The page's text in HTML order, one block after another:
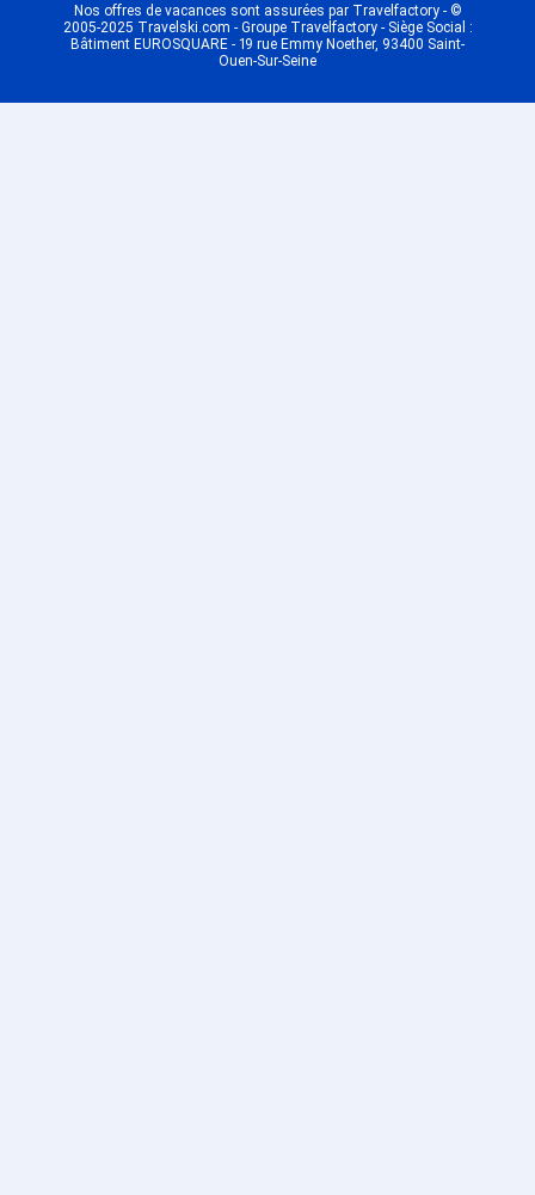
Nos offres de vacances sont assurées par Travelfactory - ©
2005-2025 Travelski.com - Groupe Travelfactory - Siège Social :
Bâtiment EUROSQUARE - 19 rue Emmy Noether, 93400 Saint-
Ouen-Sur-Seine